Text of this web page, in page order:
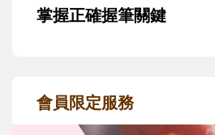
掌握正確握筆關鍵
會員限定服務